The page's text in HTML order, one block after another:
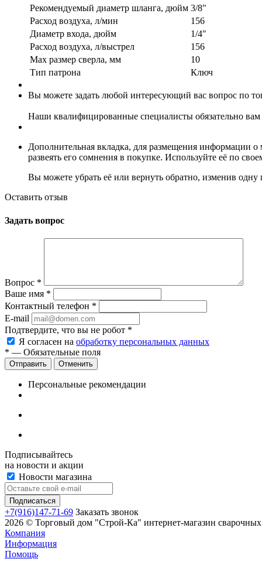
Рекомендуемый диаметр шланга, дюйм 3/8"
Расход воздуха, л/мин
156
Диаметр входа, дюйм
1/4"
Расход воздуха, л/выстрел
156
Мах размер сверла, мм
10
Тип патрона
Ключ
Вы можете задать любой интересующий вас вопрос по
Наши квалифицированные специалисты обязательно вам
Дополнительная вкладка, для размещения информации
развеять его сомнения в покупке. Используйте её по
Вы можете убрать её или вернуть обратно, изменив
Оставить отзыв
Задать вопрос
Вопрос *
Ваше имя *
Контактный телефон *
E-mail
Подтвердите, что вы не робот *
Я согласен на обработку персональных данных
* — Обязательные поля
Отменить
Персональные рекомендации
Подписывайтесь
на новости и акции
Новости магазина
+7(916)147-71-69 Заказать звонок
2026 © Торговый дом "Строй-Ка" интернет-магазин сварочных
Компания
Информация
Помощь